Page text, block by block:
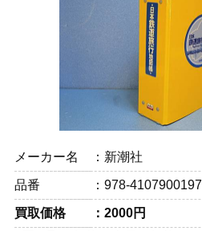
メーカー名 新潮社
品番 978-4107900197
買取価格
2000円